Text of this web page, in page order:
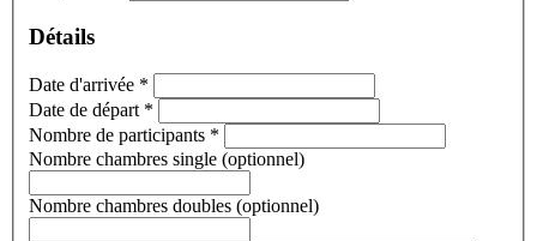
Détails
Date d'arrivée *
Date de départ *
Nombre de participants *
Nombre chambres single (optionnel)
Nombre chambres doubles (optionnel)